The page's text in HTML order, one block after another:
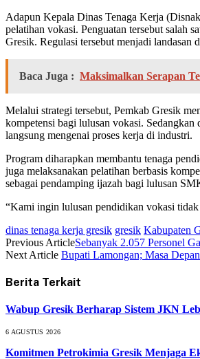
Adapun Kepala Dinas Tenaga Kerja
pelatihan vokasi. Penguatan tersebut salah
Gresik. Regulasi tersebut menjadi landasan
Baca Juga : Maksimalkan Serapan
Melalui strategi tersebut, Pemkab Gresik
kompetensi bagi lulusan vokasi.
langsung mengenai proses kerja di industri.
Program diharapkan membantu tenaga
juga melaksanakan pelatihan berbasis
sebagai pendamping ijazah bagi lulusan
“Kami ingin lulusan pendidikan vokasi
dinas tenaga kerja gresik gresik Kabupaten
Previous ArticleSebanyak 2.057 Personel
Next Article Bupati Lamongan; Masa
Berita Terkait
Wabup Gresik Berharap Sistem JKN
6 AGUSTUS 2026
Komitmen Petrokimia Gresik Menjaga